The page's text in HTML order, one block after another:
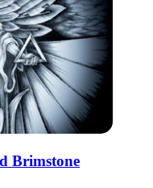
Brimstone